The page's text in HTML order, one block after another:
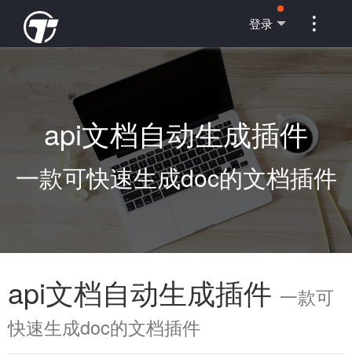
登录 
api文档自动生成插件
一款可快速生成doc的文档插件
api文档自动生成插件 一款可
快速生成doc的文档插件